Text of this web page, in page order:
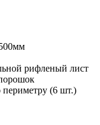
рифленый лист
(6 шт.)